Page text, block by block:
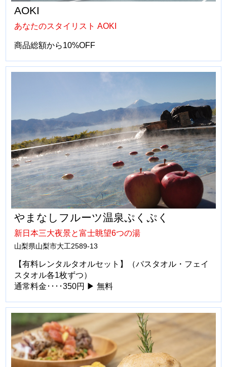
AOKI
あなたのスタイリスト AOKI
商品総額から10%OFF
やまなしフルーツ温泉ぷくぷく
新日本三大夜景と富士眺望6つの湯
山梨県山梨市大工2589-13
【有料レンタルタオルセット】（バスタオル・フェイ
スタオル各1枚ずつ）
通常料金････350円 ▶ 無料